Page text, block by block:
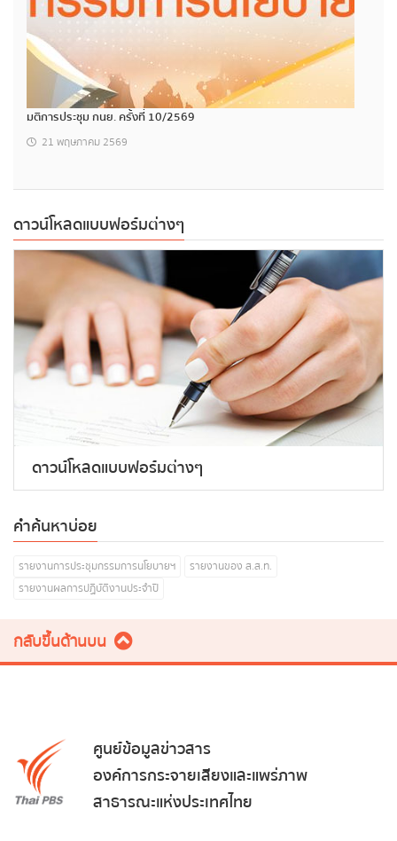
มติการประชุม กนย. ครั้งที่ 10/2569
21 พฤษภาคม 2569
ดาวน์โหลดแบบฟอร์มต่างๆ
ดาวน์โหลดแบบฟอร์มต่างๆ
คำค้นหาบ่อย
รายงานการประชุมกรรมการนโยบายฯ
รายงานของ ส.ส.ท.
รายงานผลการปฏิบัติงานประจำปี
กลับขึ้นด้านบน
ศูนย์ข้อมูลข่าวสาร
องค์การกระจายเสียงและแพร่ภาพ
สาธารณะแห่งประเทศไทย